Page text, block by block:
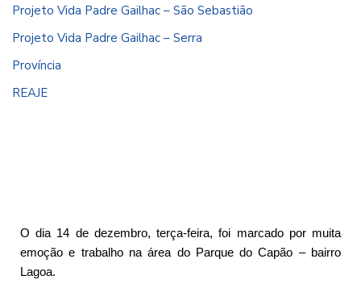
Projeto Vida Padre Gailhac – São Sebastião
Projeto Vida Padre Gailhac – Serra
Província
REAJE
O dia 14 de dezembro, terça-feira, foi marcado por muita
emoção e trabalho na área do Parque do Capão – bairro
Lagoa.